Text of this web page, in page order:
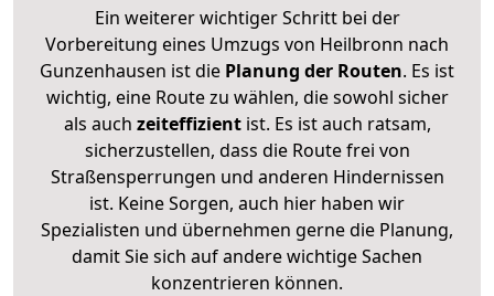
Ein weiterer wichtiger Schritt bei der
Vorbereitung eines Umzugs von Heilbronn nach
Gunzenhausen ist die Planung der Routen. Es ist
wichtig, eine Route zu wählen, die sowohl sicher
als auch zeiteffizientist. Es ist auch ratsam,
sicherzustellen, dass die Route frei von
Straßensperrungen und anderen Hindernissen
ist. Keine Sorgen, auch hier haben wir
Spezialisten und übernehmen gerne die Planung,
damit Sie sich auf andere wichtige Sachen
konzentrieren können.